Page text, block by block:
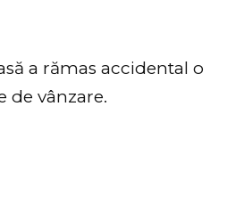
a rămas accidental o
de vânzare.